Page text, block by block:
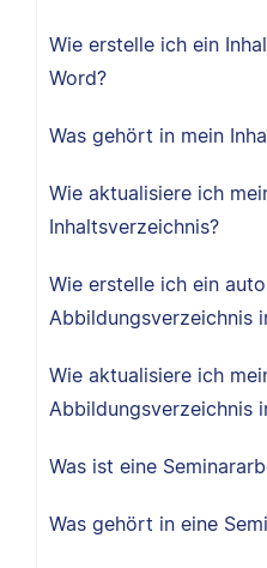
Wie erstelle ich ein
Word?
Was gehört in mein
Wie aktualisiere ich
Inhaltsverzeichnis?
Wie erstelle ich ein
Abbildungsverzeichnis
Wie aktualisiere ich
Abbildungsverzeichnis
Was ist eine
Was gehört in eine